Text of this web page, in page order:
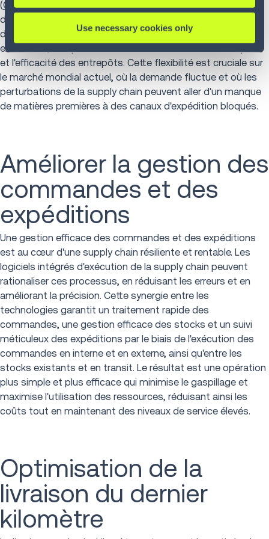
Use necessary cookies only
(OMS), des systèmes de gestion des entrepôts (WMS) et
des systèmes de gestion du transport (TMS) permet
d'étendre les capacités d'optimisation au-delà des limites
existantes, en optimisant à la fois les modes de transport
et l'efficacité des entrepôts. Cette flexibilité est cruciale sur
le marché mondial actuel, où la demande fluctue et où les
perturbations de la supply chain peuvent aller d'un manque
de matières premières à des canaux d'expédition bloqués.
Améliorer la gestion des
commandes et des
expéditions
Une gestion efficace des commandes et des expéditions
est au cœur d'une supply chain résiliente et rentable. Les
logiciels intégrés d'exécution de la supply chain peuvent
rationaliser ces processus, en réduisant les erreurs et en
améliorant la précision. Cette synergie entre les
technologies garantit un traitement rapide des
commandes, une gestion efficace des stocks et un suivi
méticuleux des expéditions par le biais de l'exécution des
commandes en interne et en externe, ainsi qu'entre les
stocks existants et en transit. Le résultat est une opération
plus simple et plus efficace qui minimise le gaspillage et
maximise l'utilisation des ressources, réduisant ainsi les
coûts tout en maintenant des niveaux de service élevés.
Optimisation de la
livraison du dernier
kilomètre